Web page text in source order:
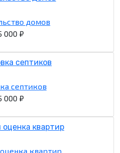
домов
000 ₽
септиков
000 ₽
квартир